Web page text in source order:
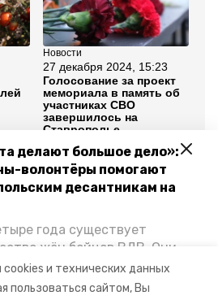
и технических данных
пользоваться сайтом, Вы
делают большое дело»:
волонтёры помогают
десантникам на
года существует
жён бойцов ВДВ. Они
и продуктов для
и лично отвозят всё это
Новости
27 декабря 2024, 15:23
Голосование за проект
мемориала в память об
участниках СВО
завершилось на
Ставрополье
владимиров